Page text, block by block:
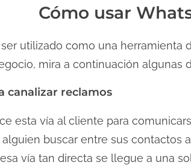
Cómo usar
utilizado como una herramienta
mira a continuación algunas
canalizar reclamos
esta vía al cliente para
buscar entre sus contactos
vía tan directa se llegue a una